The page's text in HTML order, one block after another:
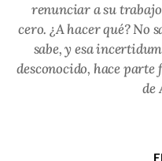
renunciar a su
cero. ¿A hacer qué? No
sabe, y esa
desconocido, hace
de